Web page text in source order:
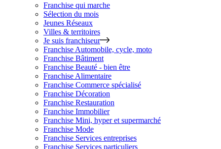
Franchise qui marche
Sélection du mois
Jeunes Réseaux
Villes & territoires
Je suis franchiseur
Franchise Automobile, cycle, moto
Franchise Bâtiment
Franchise Beauté - bien être
Franchise Alimentaire
Franchise Commerce spécialisé
Franchise Décoration
Franchise Restauration
Franchise Immobilier
Franchise Mini, hyper et supermarché
Franchise Mode
Franchise Services entreprises
Franchise Services particuliers